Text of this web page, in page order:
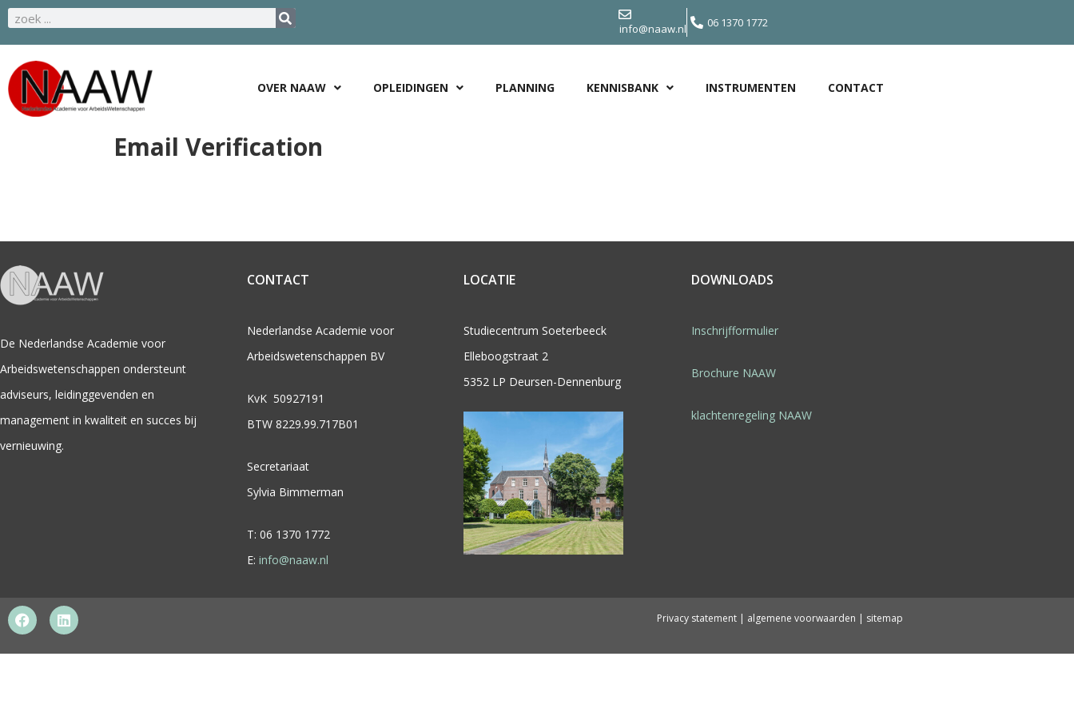
info@naaw.nl 06 1370 1772
OVER NAAW OPLEIDINGEN PLANNING KENNISBANK INSTRUMENTEN CONTACT
Email Verification
De Nederlandse Academie voor
Arbeidswetenschappen ondersteunt
adviseurs, leidinggevenden en
management in kwaliteit en succes bij
vernieuwing.
CONTACT
Nederlandse Academie voor
Arbeidswetenschappen BV
KvK 50927191
BTW 8229.99.717B01
Secretariaat
Sylvia Bimmerman
T: 06 1370 1772
E:info@naaw.nl
LOCATIE
Studiecentrum Soeterbeeck
Elleboogstraat 2
5352 LP Deursen-Dennenburg
DOWNLOADS
Inschrijfformulier
Brochure NAAW
klachtenregeling NAAW
Privacy statement | algemene voorwaarden | sitemap